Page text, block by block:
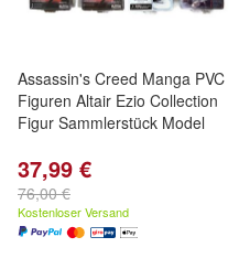
Assassin's Creed Manga PVC
Figuren Altair Ezio Collection
Figur Sammlerstück Model
37,99 €
76,00 €
Kostenloser Versand